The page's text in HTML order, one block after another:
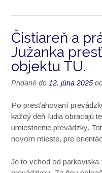
Čistiareň a
Južanka
objektu TU.
Pridané do 12. júna 2025
Po presťahovaní
každý deň ľudia obracajú
umiestnenie prevádzky.
novom mieste, pre
Je to vchod od